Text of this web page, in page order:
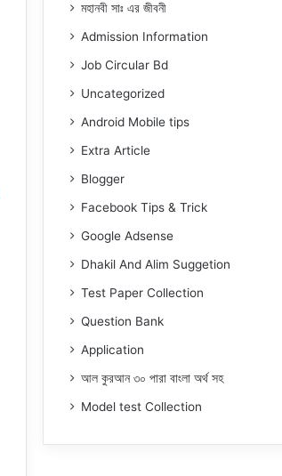
মহানবীসাঃ এর জীবনী
Admission Information
Job Circular Bd
Uncategorized
Android Mobile tips
Extra Article
Blogger
Facebook Tips & Trick
Google Adsense
Dhakil And Alim Suggetion
Test Paper Collection
Question Bank
Application
আল কুরআন ৩০ পারা বাংলা অর্থ সহ
Model test Collection